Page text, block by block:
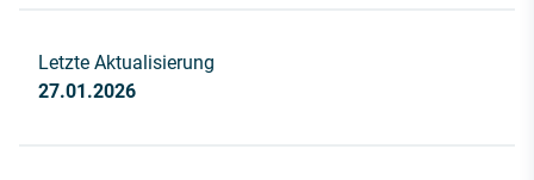
Letzte Aktualisierung
27.01.2026